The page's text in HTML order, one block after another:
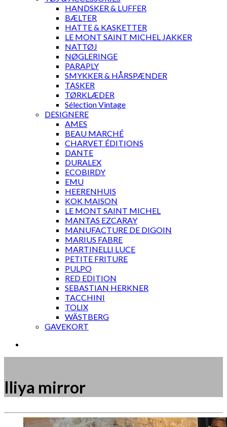
HANDSKER & LUFFER
BÆLTER
HATTE & KASKETTER
LE MONT SAINT MICHEL JAKKER
NATTØJ
NØGLERINGE
PARAPLY
SMYKKER & HÅRSPÆNDER
TASKER
TØRKLÆDER
Sélection Vintage
DESIGNERE
AMES
BEAU MARCHÉ
CHARVET ÉDITIONS
DANTE
DURALEX
ECOBIRDY
EMU
HEERENHUIS
KOK MAISON
LE MONT SAINT MICHEL
MANTAS EZCARAY
MANUFACTURE DE DIGOIN
MARIUS FABRE
MARTINELLI LUCE
PETITE FRITURE
PULPO
RED EDITION
SEBASTIAN HERKNER
TACCHINI
TOLIX
WÄSTBERG
GAVEKORT
Iliya mirror
Måske kunne nogle af disse produkter have din